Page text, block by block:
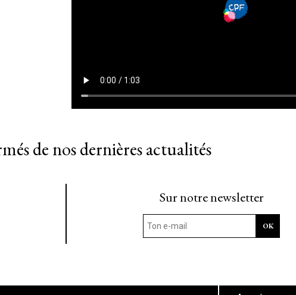
de nos dernières actualités
Sur notre newsletter